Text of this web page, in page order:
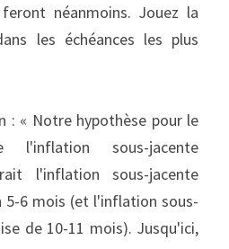
néanmoins. Jouez la
les échéances les plus
: « Notre hypothèse pour le
sous-jacente
l'inflation sous-jacente
5-6 mois (et l'inflation sous-
de 10-11 mois). Jusqu'ici,